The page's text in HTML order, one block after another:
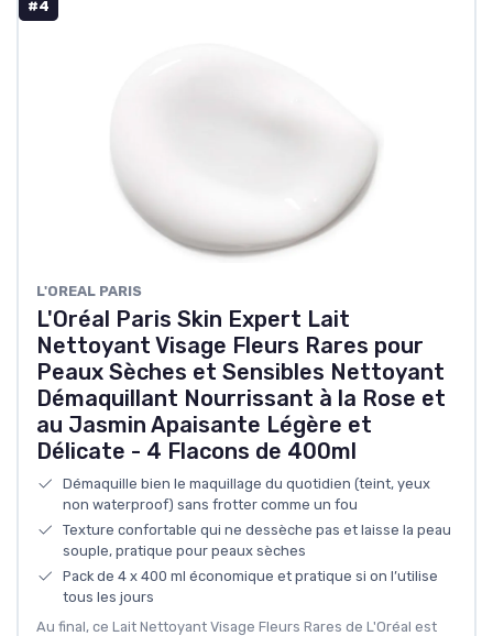
#4
L'OREAL PARIS
L'Oréal Paris Skin Expert Lait
Nettoyant Visage Fleurs Rares pour
Peaux Sèches et Sensibles Nettoyant
Démaquillant Nourrissant à la Rose et
au Jasmin Apaisante Légère et
Délicate - 4 Flacons de 400ml
Démaquille bien le maquillage du quotidien (teint, yeux
non waterproof) sans frotter comme un fou
Texture confortable qui ne dessèche pas et laisse la peau
souple, pratique pour peaux sèches
Pack de 4 x 400 ml économique et pratique si on l’utilise
tous les jours
Au final, ce Lait Nettoyant Visage Fleurs Rares de L'Oréal est